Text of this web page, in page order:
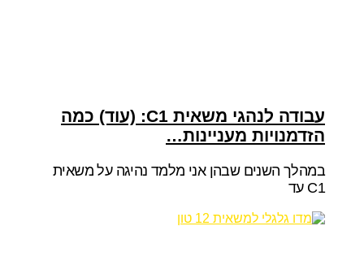
עבודה לנהגי משאית C1: (עוד) כמה
הזדמנויות מעניינות…
במהלך השנים שבהן אני מלמד נהיגה על משאית
C1 עד